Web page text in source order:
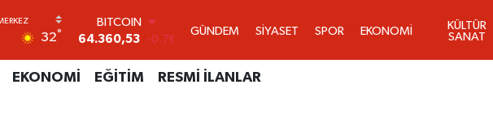
32°
DOLAR
47,7069
0.17
55,0265 0.01
GÜNDEM SİYASET SPOR EKONOMİ
KÜLTÜR
SANAT
EKONOMİ EĞİTİM RESMİ İLANLAR